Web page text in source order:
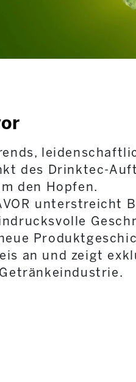
des Drinktec-
den Hopfen.
an und zeigt